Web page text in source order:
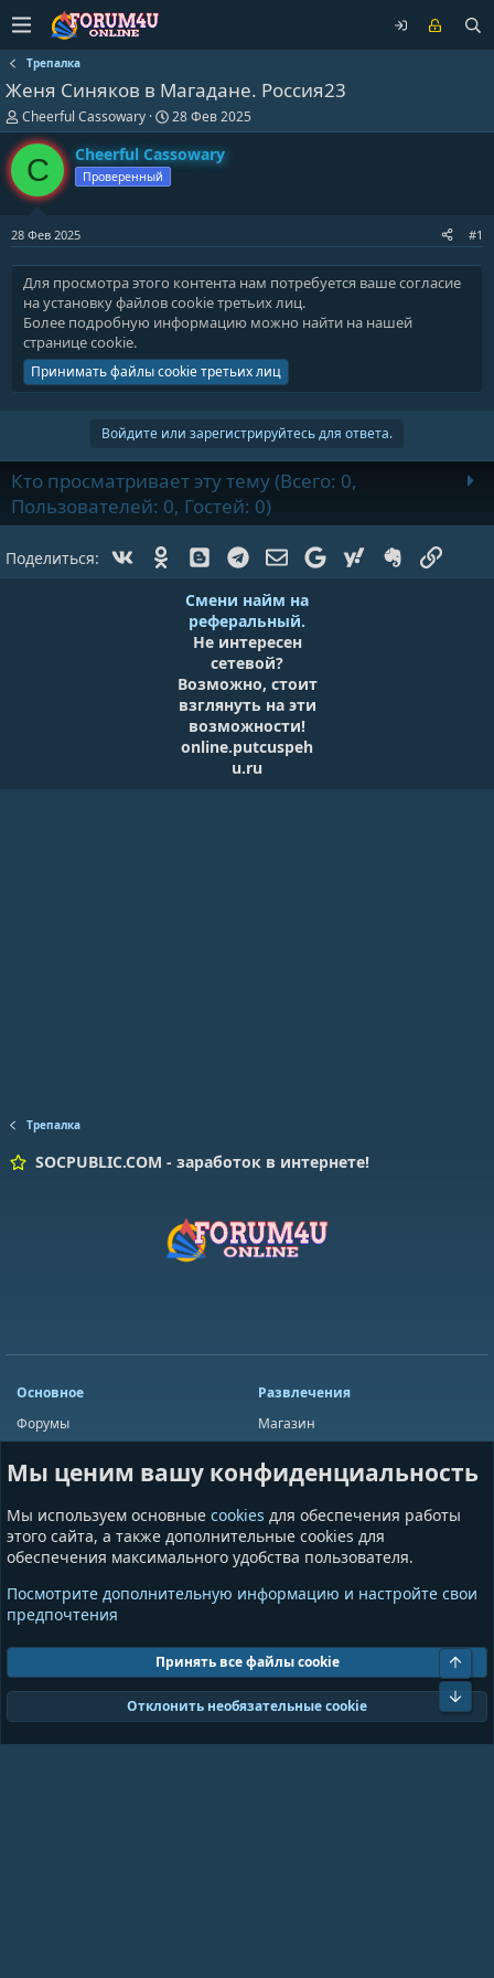
Трепалка
Женя Синяков в Магадане. Россия23
А
в
т
о
т
м
Cheerful Cassowary
Д
а
т
а
28 Фев 2025
C Cheerful Cassowary
Проверенный
28 Фев 2025 #1
Для просмотра этого контента нам потребуется ваше согласие
на установку файлов cookie третьих лиц.
Более подробную информацию можно найти на нашей
странице cookie.
Принимать файлы cookie третьих лиц
Войдите или зарегистрируйтесь для ответа.
Кто просматривает эту тему (Всего: 0,
Пользователей: 0, Гостей: 0)
Поделиться: Vk Ok BloggerTelegramЭлектронная почта
GoogleYahoo Evernote
Смени найм на
реферальный.
Не интересен
сетевой?
Возможно, стоит
взглянуть на эти
возможности!
online.putcuspeh
u.ru
Трепалка
SOCPUBLIC.COM - заработок в интернете!
Основное
Форумы
Мини-чат
Ресурсы
Сообщества
Развлечения
Магазин
Лотереи
Приложения
Информация
Условия и правила
Политика конфиденциальности
Помощь
Разное
Общая информация
Пожертвования
GrayAndBlue (Dark)
Ширина Запросов 18 Время 0.0853s Память 11.01MB
Мы ценим вашу конфиденциальность
Мы используем основные cookies для обеспечения работы
этого сайта, а также дополнительные cookies для
обеспечения максимального удобства пользователя.
Посмотрите дополнительную информацию и настройте свои
предпочтения
Принять все файлы cookie
Отклонить необязательные cookie